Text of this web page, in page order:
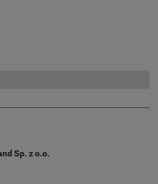
Sp. z o.o.